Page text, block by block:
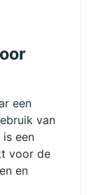
een
van
een
voor de
en